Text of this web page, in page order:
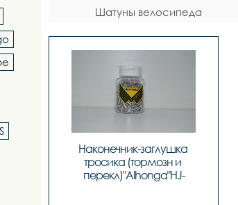
Шатуны велосипеда
Наконечник-заглушка
тросика (тормозн и
перекл)"Alhonga"HJ-